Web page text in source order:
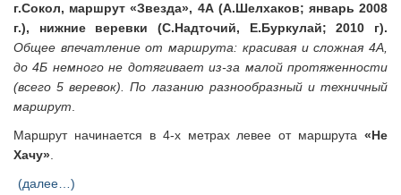
г.Сокол, маршрут «Звезда», 4А (А.Шелхаков; январь 2008
г.), нижние веревки (С.Надточий, Е.Буркулай; 2010 г).
Общее впечатление от маршрута: красивая и сложная 4А,
до 4Б немного не дотягивает из-за малой протяженности
(всего 5 веревок). По лазанию разнообразный и техничный
маршрут
Маршрут начинается в 4-х метрах левее от маршрута «Не
Хачу»
(далее…)